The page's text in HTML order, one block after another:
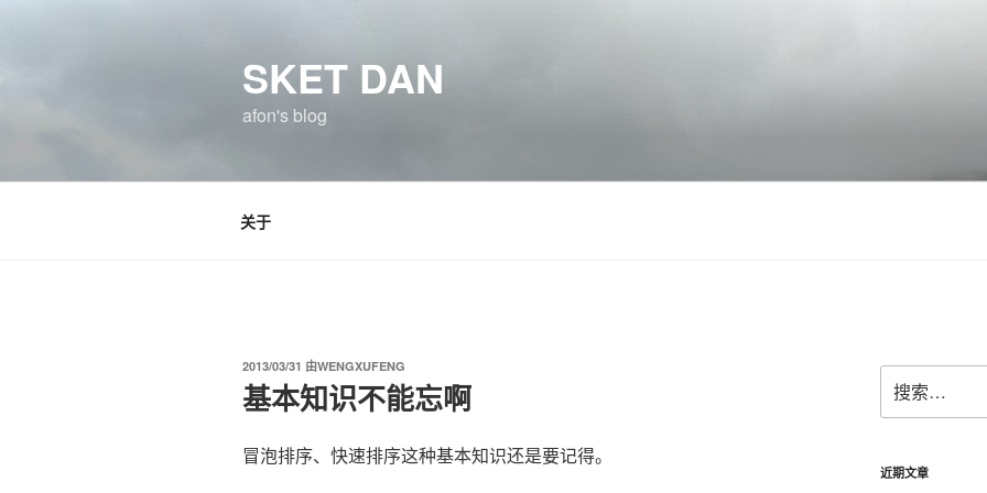
SKET DAN
afon's blog
关于
发
布
于
2013/03/31 由WENGXUFENG
基本知识不能忘啊
冒泡排序、快速排序这种基本知识还是要记得。
索：
近期文章